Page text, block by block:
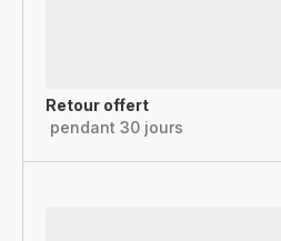
Retour offert
pendant 30 jours